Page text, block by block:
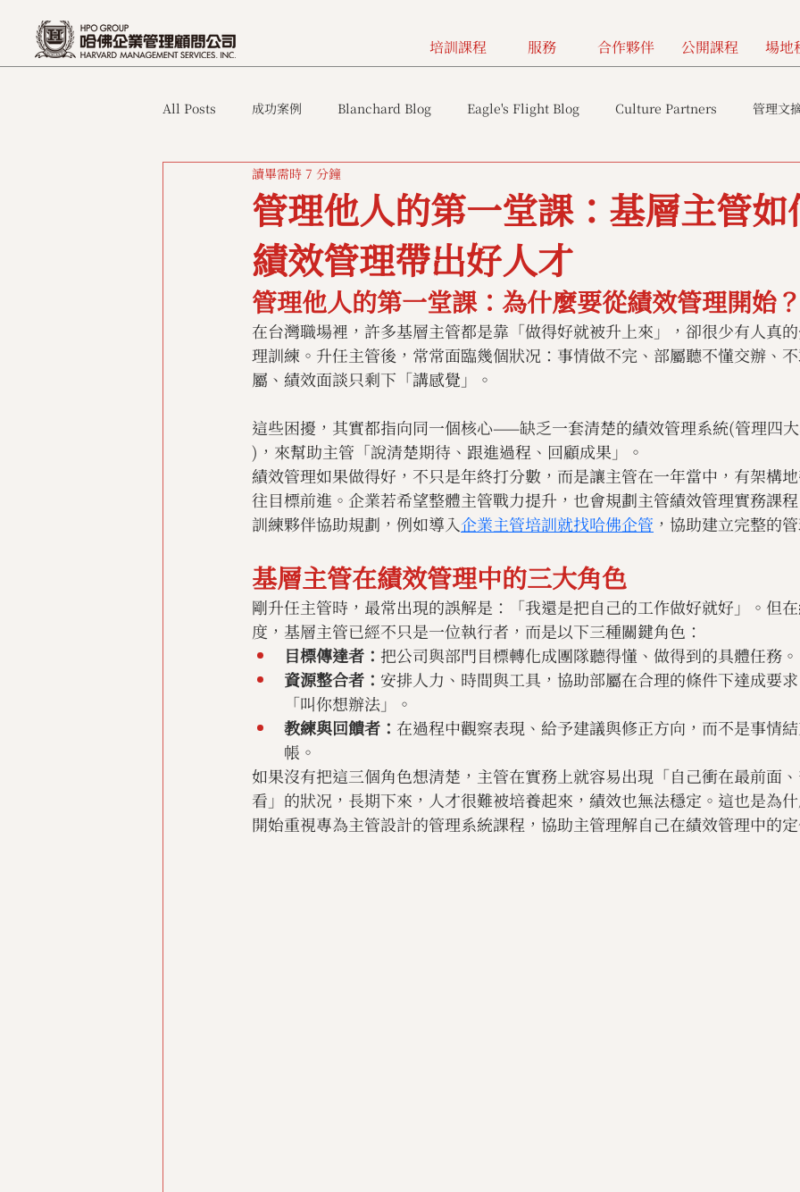
培訓課程 服務 合作夥伴 公開課程 場地
All Posts 成功案例 Blanchard Blog Eagle's Flight Blog Culture Partners 管理文
管理他人的第一堂課：基層主管如
績效管理帶出好人才
讀畢需時 7 分鐘
管理他人的第一堂課：為什麼要從績效管理開始
在台灣職場裡，許多基層主管都是靠「做得好就被升上來」，卻很少有人真
理訓練。升任主管後，常常面臨幾個狀况：事情做不完、部屬聽不懂交辦、
屬、績效面談只剩下「講感覺」。
這些困擾，其實都指向同一個核心——缺乏一套清楚的績效管理系統(管理四
)，來幫助主管「說清楚期待、跟進過程、回顧成果」。
績效管理如果做得好，不只是年終打分數，而是讓主管在一年當中，有架構
往目標前進。企業若希望整體主管戰力提升，也會規劃主管績效管理實務課
訓練夥伴協助規劃，例如導入企業主管培訓就找哈佛企管 ，協助建立完整的
基層主管在績效管理中的三大角色
剛升任主管時，最常出現的誤解是：「我還是把自己的工作做好就好」。但
度，基層主管已經不只是一位執行者，而是以下三種關鍵角色：
目標傳達者： 把公司與部門目標轉化成團隊聽得懂、做得到的具體任務。
資源整合者： 安排人力、時間與工具，協助部屬在合理的條件下達成要
「叫你想辦法」。
教練與回饋者： 在過程中觀察表現、給予建議與修正方向，而不是事情
帳。
如果沒有把這三個角色想清楚，主管在實務上就容易出現「自己衝在最前面
看」的狀况，長期下來，人才很難被培養起來，績效也無法穩定。這也是為
開始重視專為主管設計的管理系統課程，協助主管理解自己在績效管理中的